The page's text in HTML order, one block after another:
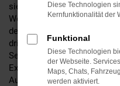
sieben Standorten für Sie
Werte groß. Wir legen
detaillierte Beratung und
dritten Generation. Ins
Seat in Dresden bereits im
Experte für Zweiräder, doch
Autobereich tätig und sind
Diese Technologien
Kernfunktionalität der
Funktional
Diese Technologien
der Webseite.
Maps, Chats,
werden aktiviert.